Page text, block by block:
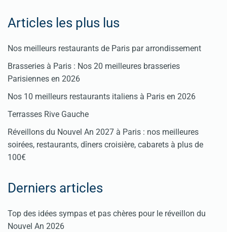
Articles les plus lus
Nos meilleurs restaurants de Paris par arrondissement
Brasseries à Paris : Nos 20 meilleures brasseries
Parisiennes en 2026
Nos 10 meilleurs restaurants italiens à Paris en 2026
Terrasses Rive Gauche
Réveillons du Nouvel An 2027 à Paris : nos meilleures
soirées, restaurants, dîners croisière, cabarets à plus de
100€
Derniers articles
Top des idées sympas et pas chères pour le réveillon du
Nouvel An 2026